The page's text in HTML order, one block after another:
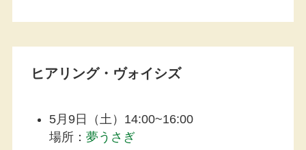
ヒアリング・ヴォイシズ
5月9日（土）14:00~16:00
場所： 夢うさぎ